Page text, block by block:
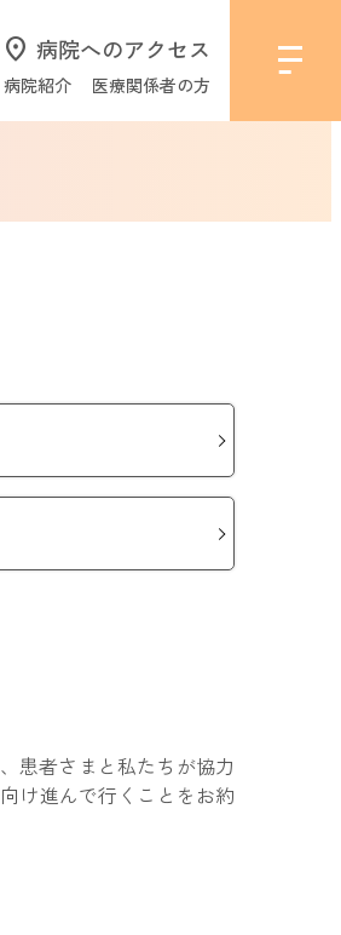
location_on 病院へのアクセス
病院紹介 医療関係者の方
患者さまと私たちが協力
け進んで行くことをお約